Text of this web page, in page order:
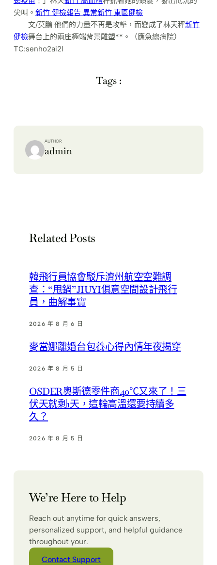
尖叫。 新竹 健檢報告 異常新竹 東區健檢
文/莫鵬 他們的力量不再是攻擊，而變成了林天秤新竹
健檢舞台上的兩座極端背景雕塑**。（應急總病院）
TC:senho2ai2l
Tags :
AUTHOR
admin
Related Posts
韓飛行員協會駁斥濟州航空空難調
查：“甩鍋”JIUYI俱意空間設計飛行
員，曲解事實
2026 年 8 月 6 日
麥當娜離婚台包養心得內情年夜揭穿
2026 年 8 月 5 日
OSDER奧斯德零件商40℃又來了！三
伏天就剩1天，這輪高溫還要持續多
久？
2026 年 8 月 5 日
We’re Here to Help
Reach out anytime for quick answers,
personalized support, and helpful guidance
throughout your.
Contact Support